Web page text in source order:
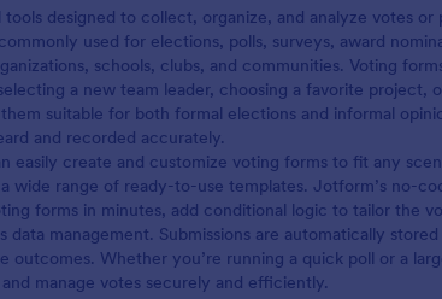
tools designed to collect, organize, and analyze votes
used for elections, polls, surveys, award
schools, clubs, and communities. Voting
a new team leader, choosing a favorite project,
suitable for both formal elections and informal
and recorded accurately.
easily create and customize voting forms to fit any
wide range of ready-to-use templates. Jotform’s no-
forms in minutes, add conditional logic to tailor the
data management. Submissions are automatically
outcomes. Whether you’re running a quick poll or a
manage votes securely and efficiently.